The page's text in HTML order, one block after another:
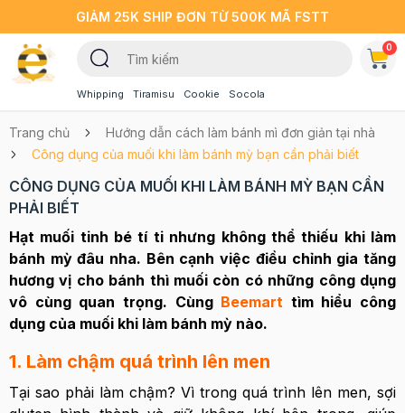
GIẢM 25K SHIP ĐƠN TỪ 500K MÃ FSTT
Whipping Tiramisu Cookie Socola
0
Trang chủ
Hướng dẫn cách làm bánh mì đơn giản tại nhà
Công dụng của muối khi làm bánh mỳ bạn cần phải biết
CÔNG DỤNG CỦA MUỐI KHI LÀM BÁNH MỲ BẠN CẦN
PHẢI BIẾT
Hạt muối tinh bé tí ti nhưng không thể thiếu khi làm
bánh mỳ đâu nha. Bên cạnh việc điều chỉnh gia tăng
hương vị cho bánh thì muối còn có những công dụng
vô cùng quan trọng. Cùng Beemart tìm hiểu công
dụng của muối khi làm bánh mỳ nào.
1. Làm chậm quá trình lên men
Tại sao phải làm chậm? Vì trong quá trình lên men, sợi